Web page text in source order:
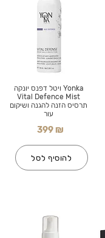
Yonka ויטל דפנס יונקה
Vital Defence Mist
תרסיס הזנה להגנה ושיקום
עור
399 ₪
להוסיף לסל